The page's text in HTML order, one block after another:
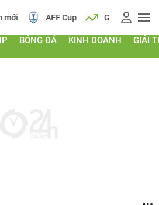
mới AFF Cup Giá vàng
BÓNG ĐÁ KINH DOANH GIẢI